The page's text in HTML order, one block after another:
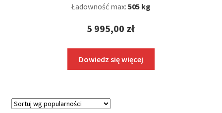
Ładowność max: 505 kg
5 995,00 zł
Dowiedz się więcej